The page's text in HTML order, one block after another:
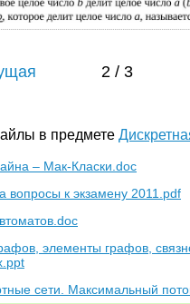
2 / 3
в предмете
– Мак-Класки.doc
вопросы к экзамену 2011.pdf
элементы графов,
сети. Максимальный